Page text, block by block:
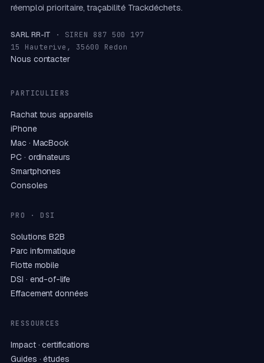
réemploi prioritaire, traçabilité Trackdéchets.
SARL RR-IT · SIREN 887 500 197
15 Hauterive, 35600 Redon
Nous contacter
PARTICULIERS
Rachat tous appareils
iPhone
Mac · MacBook
PC · ordinateurs
Smartphones
Consoles
PRO · DSI
Solutions B2B
Parc informatique
Flotte mobile
DSI · end-of-life
Effacement données
RESSOURCES
Impact · certifications
Guides · études